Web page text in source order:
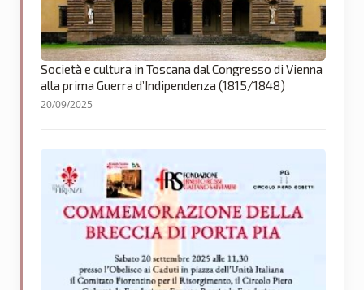
Società e cultura in Toscana dal Congresso di Vienna
alla prima Guerra d’Indipendenza (1815/1848)
20/09/2025